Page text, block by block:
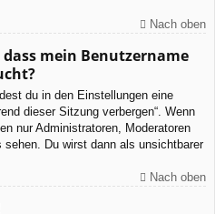
Nach oben
mein Benutzername
du in den Einstellungen eine
dieser Sitzung verbergen“. Wenn
nur Administratoren, Moderatoren
Du wirst dann als unsichtbarer
Nach oben